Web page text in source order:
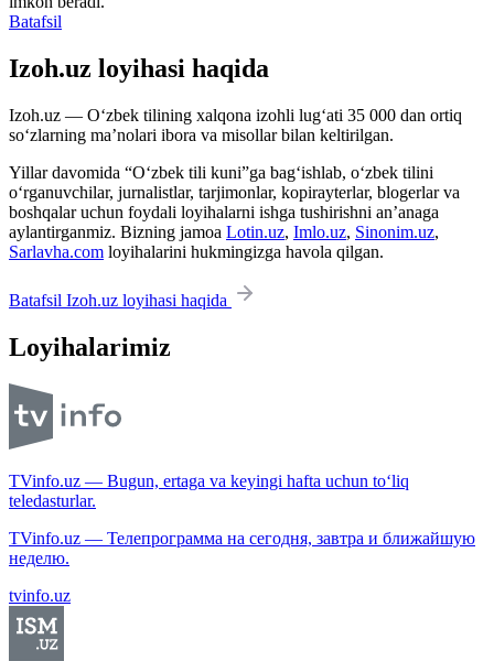
Batafsil
Izoh.uz loyihasi haqida
Izoh.uz — O‘zbek tilining xalqona izohli lug‘ati 35 000 dan ortiq
so‘zlarning ma’nolari ibora va misollar bilan keltirilgan.
Yillar davomida “O‘zbek tili kuni”ga bag‘ishlab, o‘zbek tilini
o‘rganuvchilar, jurnalistlar, tarjimonlar, kopirayterlar, blogerlar va
boshqalar uchun foydali loyihalarni ishga tushirishni an’anaga
aylantirganmiz. Bizning jamoa Lotin.uz, Imlo.uz, Sinonim.uz,
Sarlavha.com loyihalarini hukmingizga havola qilgan.
Batafsil Izoh.uz loyihasi haqida
Loyihalarimiz
TVinfo.uz — Bugun, ertaga va keyingi hafta uchun to‘liq
teledasturlar.
TVinfo.uz — Телепрограмма на сегодня, завтра и ближайшую
неделю.
tvinfo.uz